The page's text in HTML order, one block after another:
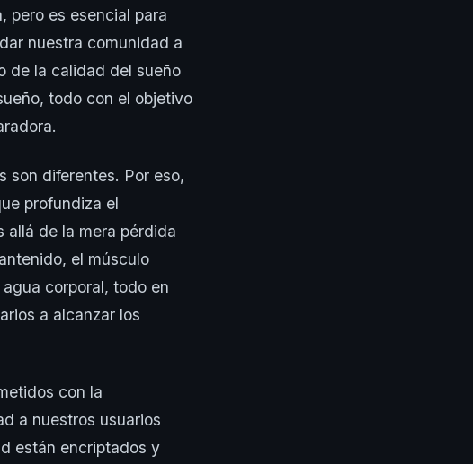
pero es esencial para
nuestra comunidad a
de la calidad del sueño
todo con el objetivo
son diferentes. Por eso,
profundiza el
allá de la mera pérdida
el músculo
corporal, todo en
a alcanzar los
con la
a nuestros usuarios
están encriptados y